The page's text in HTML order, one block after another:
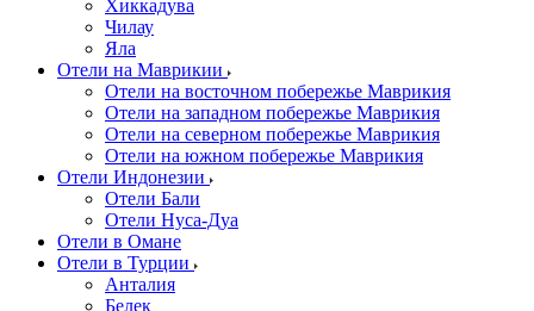
Хиккадува
Чилау
Яла
Отели на Маврикии
Отели на восточном побережье Маврикия
Отели на западном побережье Маврикия
Отели на северном побережье Маврикия
Отели на южном побережье Маврикия
Отели Индонезии
Отели Бали
Отели Нуса-Дуа
Отели в Омане
Отели в Турции
Анталия
Белек